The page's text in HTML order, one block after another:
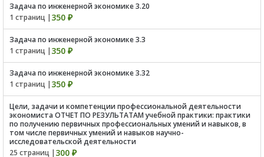
Задача по инженерной экономике 3.20
1 страниц | 350 ₽
Задача по инженерной экономике 3.3
1 страниц | 350 ₽
Задача по инженерной экономике 3.32
1 страниц | 350 ₽
Цели, задачи и компетенции профессиональной деятельности
экономиста ОТЧЕТ ПО РЕЗУЛЬТАТАМ учебной практики: практики
по получению первичных профессиональных умений и навыков, в
том числе первичных умений и навыков научно-
исследовательской деятельности
25 страниц | 300 ₽